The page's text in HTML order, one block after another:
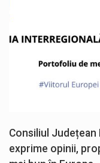
Consiliul
exprime opinii,